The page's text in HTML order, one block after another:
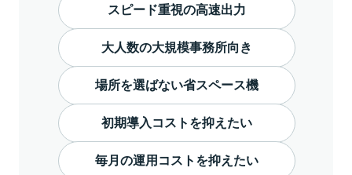
スピード重視の高速出力
大人数の大規模事務所向き
場所を選ばない省スペース機
初期導入コストを抑えたい
毎月の運用コストを抑えたい